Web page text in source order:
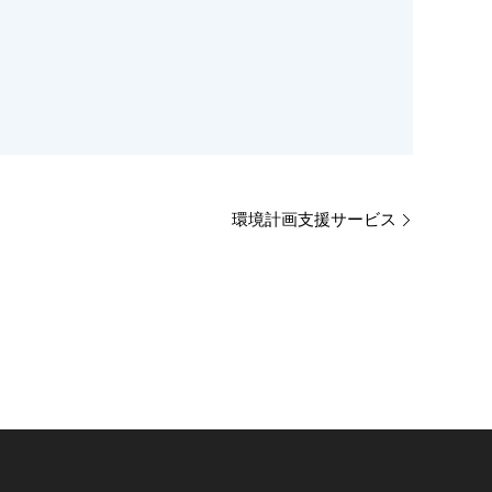
環境計画支援サービス